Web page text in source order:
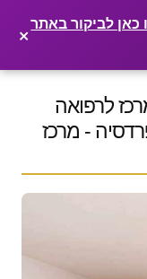
כאן לביקור באתר
×
פרסמו כתבה ←
לרפואה
- מרכז